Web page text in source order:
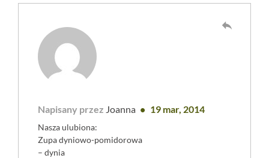
Napisany przez Joanna 19 mar, 2014
Nasza ulubiona:
Zupa dyniowo-pomidorowa
– dynia
reply